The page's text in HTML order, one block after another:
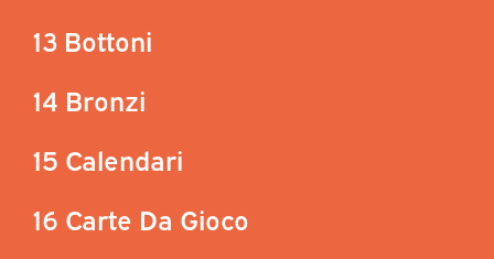
13 Bottoni
14 Bronzi
15 Calendari
16 Carte Da Gioco